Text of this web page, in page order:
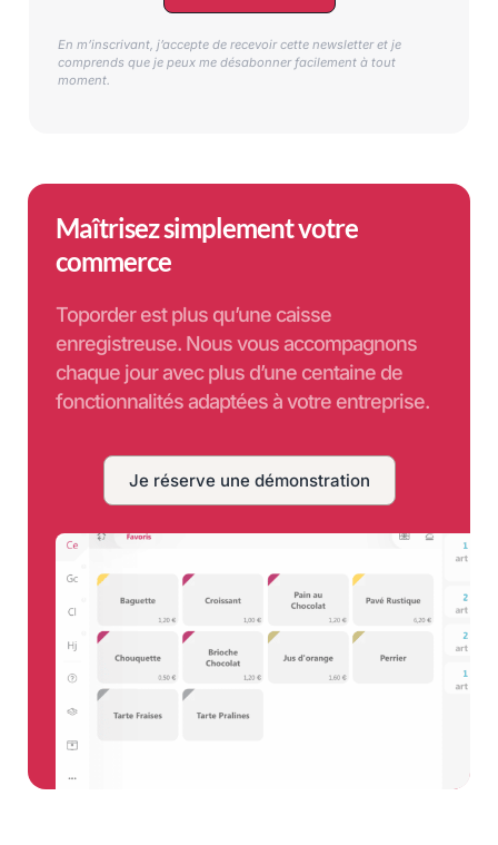
En m’inscrivant, j’accepte de recevoir cette newsletter et je
comprends que je peux me désabonner facilement à tout
moment.
Maîtrisez simplement votre
commerce
Toporder est plus qu’une caisse
enregistreuse. Nous vous accompagnons
chaque jour avec plus d’une centaine de
fonctionnalités adaptées à votre entreprise.
Je réserve une démonstration